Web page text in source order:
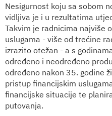
Nesigurnost koju sa sobom
vidljiva je i u rezultatima
Takvim je radnicima najviše
uslugama - više od trećine
izrazito otežan - a s
određeno i neodređeno
određeno nakon 35. godine
pristup financijskim
financijske situacije te
putovanja.